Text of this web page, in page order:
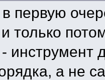
первую
только
инструмент
а не